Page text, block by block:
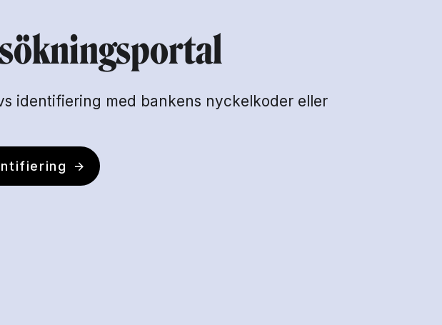
identifiering med bankens nyckelkoder eller